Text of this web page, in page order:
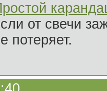
от свечи
потеряет.